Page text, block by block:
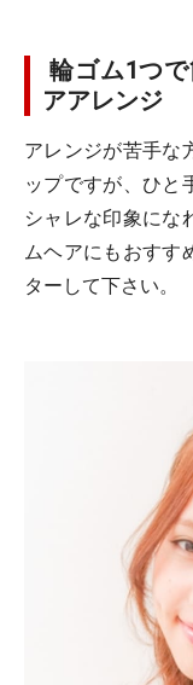
輪ゴム1つ
アアレンジ
アレンジが苦手な
ップですが、ひと
シャレな印象にな
ムヘアにもおすす
ターして下さい。